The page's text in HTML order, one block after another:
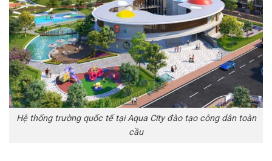
Hệ thống trường quốc tế tại Aqua City đào tạo công dân toàn
cầu